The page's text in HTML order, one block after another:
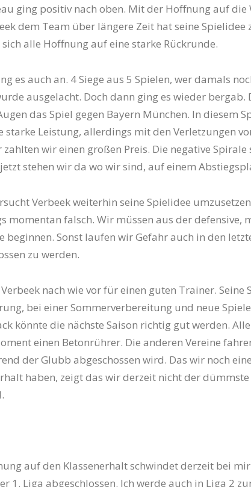
ging positiv nach oben. Mit der Hoffnung auf die
dem Team über längere Zeit hat seine Spielidee
alle Hoffnung auf eine starke Rückrunde.
es auch an. 4 Siege aus 5 Spielen, wer damals
ausgelacht. Doch dann ging es wieder bergab.
das Spiel gegen Bayern München. In diesem
starke Leistung, allerdings mit den Verletzungen
zahlten wir einen großen Preis. Die negative Spirale
stehen wir da wo wir sind, auf einem
Verbeek weiterhin seine Spielidee
momentan falsch. Wir müssen aus der defensive,
beginnen. Sonst laufen wir Gefahr auch in den
zu werden.
nach wie vor für einen guten Trainer. Seine
bei einer Sommerverbereitung und neue
könnte die nächste Saison richtig gut werden.
einen Betonrührer. Die anderen Vereine
der Glubb abgeschossen wird. Das wir noch
haben, zeigt das wir derzeit nicht der
auf den Klassenerhalt schwindet derzeit bei
1. Liga abgeschlossen. Ich werde auch in Liga 2